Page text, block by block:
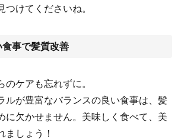
つけてくださいね。
事で髪質改善
のケアも忘れずに。
ルが豊富なバランスの良い食事は、髪
に欠かせません。美味しく食べて、美
ましょう！